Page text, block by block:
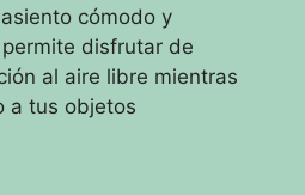
cómodo y
disfrutar de
al aire libre mientras
a tus objetos